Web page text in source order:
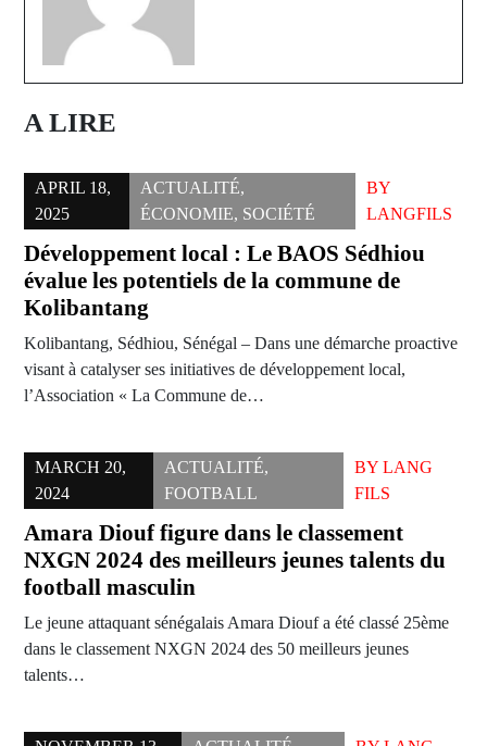
A LIRE
APRIL 18,
2025
ACTUALITÉ,
ÉCONOMIE, SOCIÉTÉ
BY
LANGFILS
Développement local : Le BAOS Sédhiou
évalue les potentiels de la commune de
Kolibantang
Kolibantang, Sédhiou, Sénégal – Dans une démarche proactive
visant à catalyser ses initiatives de développement local,
l’Association « La Commune de…
MARCH 20,
2024
ACTUALITÉ,
FOOTBALL
BY LANG
FILS
Amara Diouf figure dans le classement
NXGN 2024 des meilleurs jeunes talents du
football masculin
Le jeune attaquant sénégalais Amara Diouf a été classé 25ème
dans le classement NXGN 2024 des 50 meilleurs jeunes
talents…